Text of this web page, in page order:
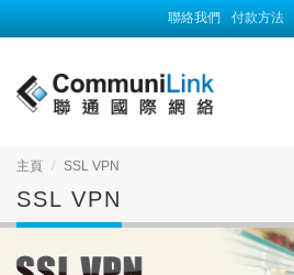
付款方法
聯絡我們
主頁 SSL VPN
SSL VPN